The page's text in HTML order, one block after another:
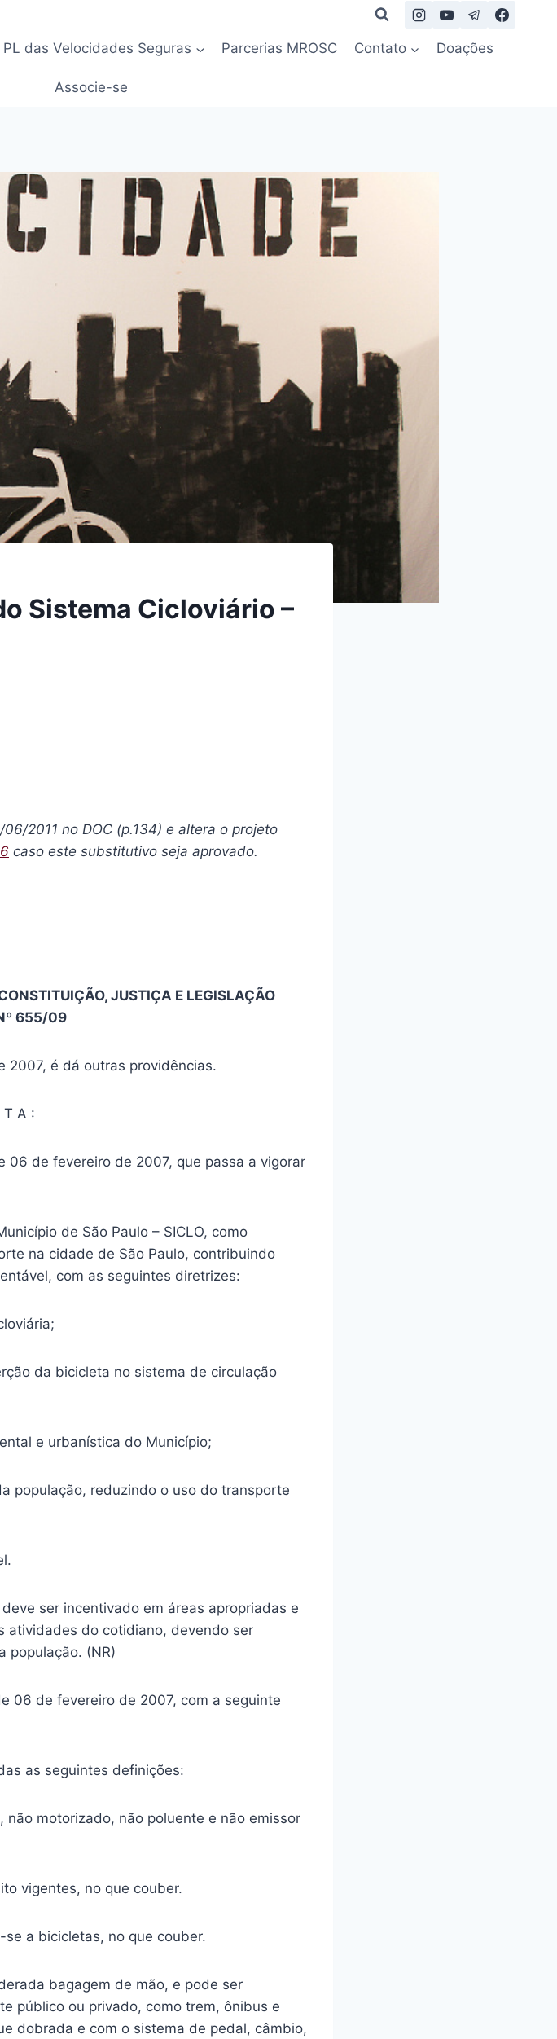
PL das Velocidades Seguras Parcerias MROSC Contato Doações
Associe-se
Sistema Cicloviário –
2011 no DOC (p.134) e altera o projeto
caso este substitutivo seja aprovado.
JUSTIÇA E LEGISLAÇÃO
655/09
2007, é dá outras providências.
T A :
06 de fevereiro de 2007, que passa a vigorar
de São Paulo – SICLO, como
na cidade de São Paulo, contribuindo
com as seguintes diretrizes:
da bicicleta no sistema de circulação
e urbanística do Município;
população, reduzindo o uso do transporte
ser incentivado em áreas apropriadas e
atividades do cotidiano, devendo ser
população. (NR)
06 de fevereiro de 2007, com a seguinte
as seguintes definições:
motorizado, não poluente e não emissor
vigentes, no que couber.
se a bicicletas, no que couber.
bagagem de mão, e pode ser
público ou privado, como trem, ônibus e
dobrada e com o sistema de pedal, câmbio,